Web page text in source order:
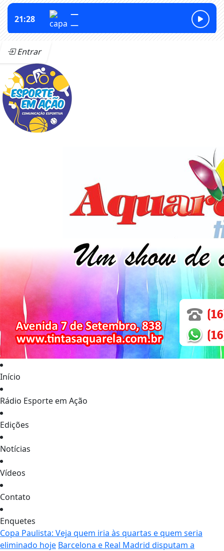
Entrar
Início
Rádio Esporte em Ação
Edições
Notícias
Vídeos
Contato
Enquetes
Copa Paulista: Veja quem iria às quartas e quem seria
eliminado hoje Barcelona e Real Madrid disputam a